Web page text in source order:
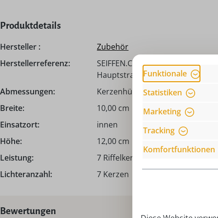
Produktdetails
Hersteller :
Zubehör
Herstellerreferenz:
SEIFFEN.COM by Nestler GmbH,
Hauptstraße 132, 09548 Seiffen,
Abmessungen:
Kerzenhülse 6 cm x 1,6 cm
Breite:
10,00 cm
Einsatzort:
innen
Höhe:
12,00 cm
Leistung:
7 Riffelkerzen, 34 V, 3 W , 7
Lichteranzahl:
7 Kerzen
Bewertungen
Funktionale
Statistiken
Marketing
Tracking
Komfortfunktionen